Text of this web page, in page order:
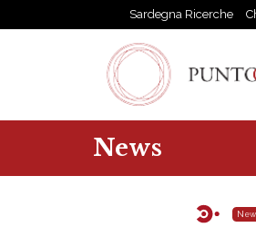
Sardegna Ricerche
News